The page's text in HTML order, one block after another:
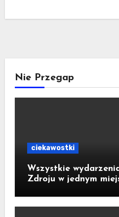
Nie Przegap
ciekawostki
Wszystkie
Zdroju w jednym